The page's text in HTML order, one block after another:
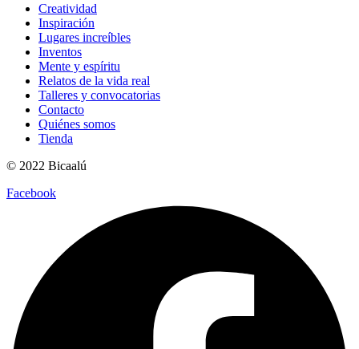
Creatividad
Inspiración
Lugares increíbles
Inventos
Mente y espíritu
Relatos de la vida real
Talleres y convocatorias
Contacto
Quiénes somos
Tienda
© 2022 Bicaalú
Facebook